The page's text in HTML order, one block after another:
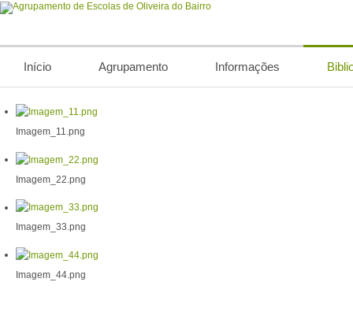
Início Agrupamento Informações
Imagem_11.png
Imagem_22.png
Imagem_33.png
Imagem_44.png